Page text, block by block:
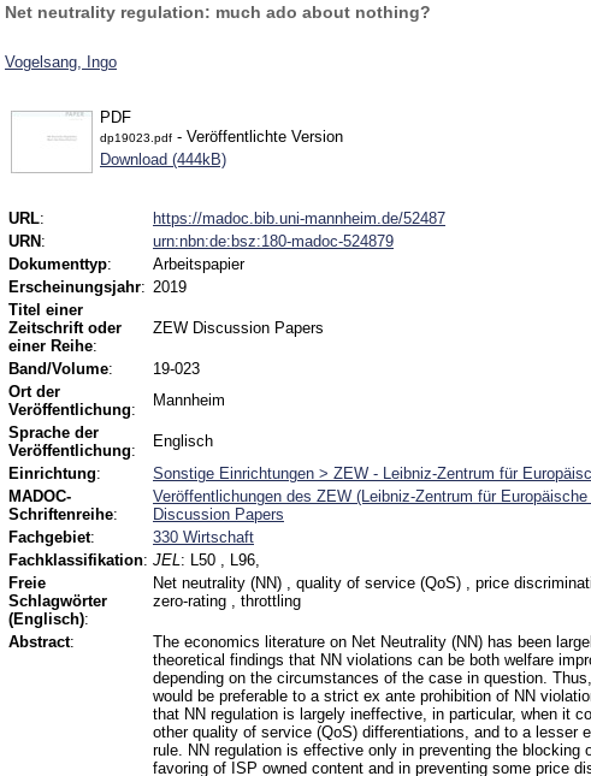
Net neutrality regulation: much ado about nothing?
Vogelsang, Ingo
PDF
dp19023.pdf - Veröffentlichte Version
Download (444kB)
URL:
https://madoc.bib.uni-mannheim.de/52487
URN :
urn:nbn:de:bsz:180-madoc-524879
Dokumenttyp:
Arbeitspapier
Erscheinungsjahr: 2019
Titel einer
Zeitschrift oder
einer Reihe:
ZEW Discussion Papers
Band/Volume:
19-023
Ort der
Veröffentlichung:
Mannheim
Sprache der
Veröffentlichung:
Englisch
Einrichtung:
Sonstige Einrichtungen > ZEW - Leibniz-Zentrum für
MADOC-
Schriftenreihe:
Veröffentlichungen des ZEW (Leibniz-Zentrum für
Discussion Papers
Fachgebiet:
330 Wirtschaft
Fachklassifikation: JEL: L50 , L96,
Freie
Schlagwörter
(Englisch):
Net neutrality (NN) , quality of service (QoS) , price
zero-rating , throttling
Abstract:
The economics literature on Net Neutrality (NN) has been
theoretical findings that NN violations can be both welfare
depending on the circumstances of the case in question.
would be preferable to a strict ex ante prohibition of NN
that NN regulation is largely ineffective, in particular, when it
other quality of service (QoS) differentiations, and to a lesser
rule. NN regulation is effective only in preventing the blocking
favoring of ISP owned content and in preventing some price